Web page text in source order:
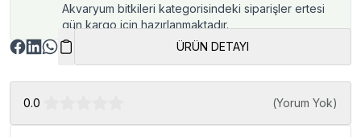
Akvaryum bitkileri kategorisindeki siparişler ertesi
gün kargo için hazırlanmaktadır.
ÜRÜN DETAYI
0.0 (Yorum Yok)